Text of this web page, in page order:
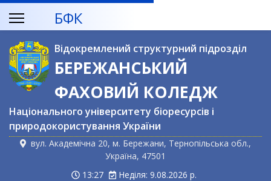
БФК
Відокремлений структурний підрозділ
БЕРЕЖАНСЬКИЙ
ФАХОВИЙ КОЛЕДЖ
Національного університету біоресурсів і
природокористування України
вул. Академічна 20, м. Бережани, Тернопільська обл.,
Україна, 47501
13:27
Неділя: 9.08.2026 р.